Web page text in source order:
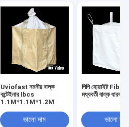
Uviofast নমনীয় বাল্ক
কন্টেইনার Ibcs
1.1M*1.1M*1.2M
ভালো দাম
পিপি হোয়াইট Fibc
মধ্যবর্তী বাল্ক
ভালো দাম